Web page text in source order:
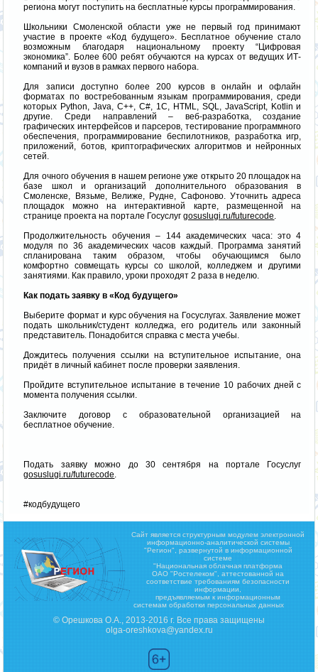
региона могут поступить на бесплатные курсы программирования.
Школьники Смоленской области уже не первый год принимают
участие в проекте «Код будущего». Бесплатное обучение стало
возможным благодаря национальному проекту “Цифровая
экономика”. Более 600 ребят обучаются на курсах от ведущих ИТ-
компаний и вузов в рамках первого набора.
Для записи доступно более 200 курсов в онлайн и офлайн
форматах по востребованным языкам программирования, среди
которых Python, Java, C++, C#, 1С, HTML, SQL, JavaScript, Kotlin и
другие. Среди направлений – веб-разработка, создание
графических интерфейсов и парсеров, тестирование программного
обеспечения, программирование беспилотников, разработка игр,
приложений, ботов, криптографических алгоритмов и нейронных
сетей.
Для очного обучения в нашем регионе уже открыто 20 площадок на
базе школ и организаций дополнительного образования в
Смоленске, Вязьме, Велиже, Рудне, Сафоново. Уточнить адреса
площадок можно на интерактивной карте, размещенной на
странице проекта на портале Госуслугgosuslugi.ru/futurecode.
Продолжительность обучения – 144 академических часа: это 4
модуля по 36 академических часов каждый. Программа занятий
спланирована таким образом, чтобы обучающимся было
комфортно совмещать курсы со школой, колледжем и другими
занятиями. Как правило, уроки проходят 2 раза в неделю.
Как подать заявку в «Код будущего»
Выберите формат и курс обучения на Госуслугах. Заявление может
подать школьник/студент колледжа, его родитель или законный
представитель. Понадобится справка с места учебы.
Дождитесь получения ссылки на вступительное испытание, она
придёт в личный кабинет после проверки заявления.
Пройдите вступительное испытание в течение 10 рабочих дней с
момента получения ссылки.
Заключите договор с образовательной организацией на
бесплатное обучение.
Подать заявку можно до 30 сентября на портале Госуслуг
gosuslugi.ru/futurecode.
#кодбудущего
Сайт является структурным модулем электронной
информационно-аналитической системы
"Регион", развернутой в информационной
системе
"Национальная облачная платформа
ОАО "Ростелеком", аттестованной на
соответствие требованиям безопасности
информации,
предъявляемым к информационным
системам обработки персональных данных
© Орешкова О.А., 2013-2016 г. Все права защищены
olga-oreshkova@yandex.ru